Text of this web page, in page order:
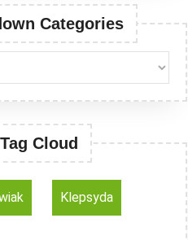
Categories
Tag Cloud
Klepsyda